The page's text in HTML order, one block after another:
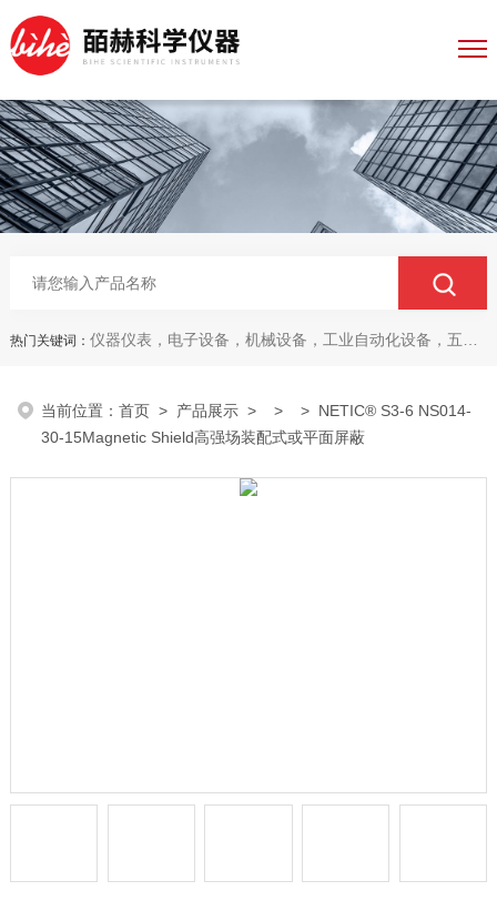
热门关键词： 仪器仪表，电子设备，机械设备，工业自动化设备，五金产品，电线电缆，金属材料，电子
当前位置：首页 > 产品展示 > > > NETIC® S3-6 NS014-
30-15Magnetic Shield高强场装配式或平面屏蔽